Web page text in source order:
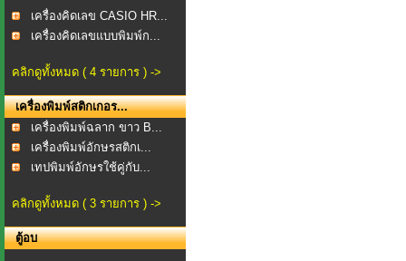
เครื่องคิดเลข CASIO HR...
เครื่องคิดเลขแบบพิมพ์ก...
คลิกดูทั้งหมด ( 4 รายการ ) ->
เครื่องพิมพ์สติกเกอร...
เครื่องพิมพ์ฉลาก ขาว B...
เครื่องพิมพ์อักษรสติกเ...
เทปพิมพ์อักษรใช้คู่กับ...
คลิกดูทั้งหมด ( 3 รายการ ) ->
ตู้อบ